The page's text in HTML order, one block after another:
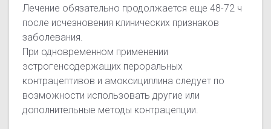
Лечение обязательно продолжается еще 48-72 ч
после исчезновения клинических признаков
заболевания.
При одновременном применении
эстрогенсодержащих пероральных
контрацептивов и амоксициллина следует по
возможности использовать другие или
дополнительные методы контрацепции.